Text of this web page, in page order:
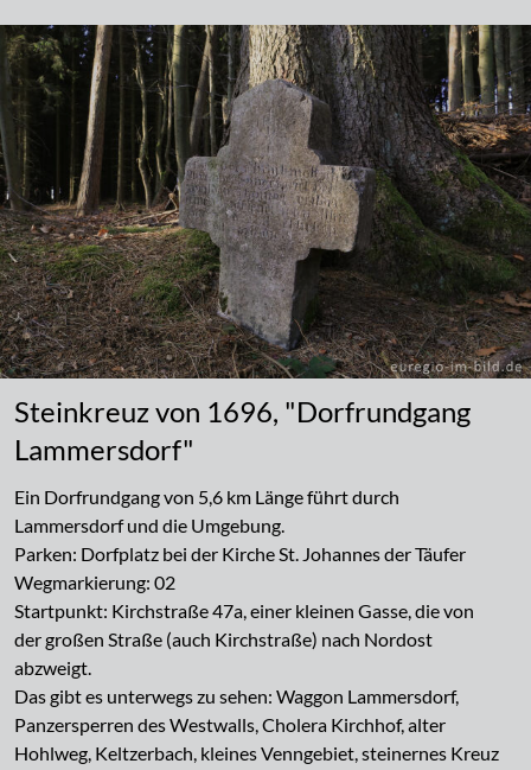
Steinkreuz von 1696, "Dorfrundgang
Lammersdorf"
Ein Dorfrundgang von 5,6 km Länge führt durch
Lammersdorf und die Umgebung.
Parken: Dorfplatz bei der Kirche St. Johannes der Täufer
Wegmarkierung: 02
Startpunkt: Kirchstraße 47a, einer kleinen Gasse, die von
der großen Straße (auch Kirchstraße) nach Nordost
abzweigt.
Das gibt es unterwegs zu sehen: Waggon Lammersdorf,
Panzersperren des Westwalls, Cholera Kirchhof, alter
Hohlweg, Keltzerbach, kleines Venngebiet, steinernes Kreuz